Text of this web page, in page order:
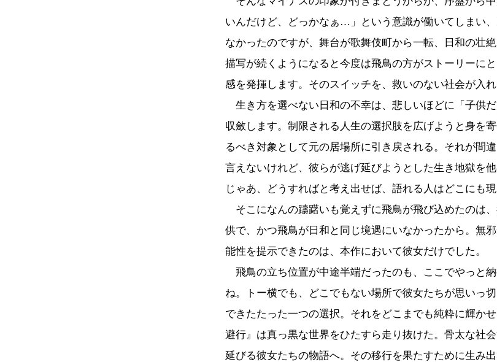
いんだけど、どっかなぁ…」という意識が働いてしまい
なかったのですが、舞台が歌舞伎町から一転、日和の壮
描写が続くようになると今度は飛鳥の方がストーリーに
感を発揮します。そのスイッチを、救いのない社会が入れ
生き方を選べない日和の不幸は、悲しいほどに「子供
収斂します。制限される人生の選択肢を広げようと身を
るべき対象として元の居場所に引き戻される。それが間
言えないけれど、彼らが逃げ延びようとした生き地獄を他
じゃあ、どうすればと考え出せば、語れる人はどこにも現
そこになんの躊躇いも覚えずに飛鳥が飛び込めたのは
供で、かつ飛鳥が日和と同じ境遇にいなかったから。無
能性を提示できたのは、本作において彼女だけでした。
飛鳥の立ち位置が中途半端だったのも、ここでやっと
ね。トー横でも、どこでもない場所で彼女たちが思いっ
できたたった一つの選択。それをどこまでも純粋に輝か
避行』は真っ黒な世界をひたすら走り抜けた。骨太な社
延びる彼女たちの物語へ。その移行を果たすために生み